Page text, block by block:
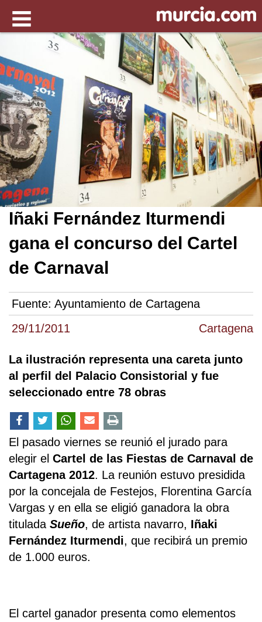
29/11/2011 Cartagena
Iñaki Fernández Iturmendi
gana el concurso del Cartel
de Carnaval
Fuente: Ayuntamiento de Cartagena
La ilustración representa una careta junto
al perfil del Palacio Consistorial y fue
seleccionado entre 78 obras
El pasado viernes se reunió el jurado para
elegir el Cartel de las Fiestas de Carnaval de
Cartagena 2012. La reunión estuvo presidida
por la concejala de Festejos, Florentina García
Vargas y en ella se eligió ganadora la obra
titulada Sueño, de artista navarro, Iñaki
Fernández Iturmendi, que recibirá un premio
de 1.000 euros.
El cartel ganador presenta como elementos